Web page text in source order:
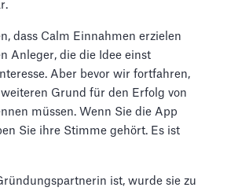
dass Calm Einnahmen erzielen
Anleger, die die Idee einst
Aber bevor wir fortfahren,
Grund für den Erfolg von
müssen. Wenn Sie die App
Sie ihre Stimme gehört. Es ist
ist, wurde sie zu